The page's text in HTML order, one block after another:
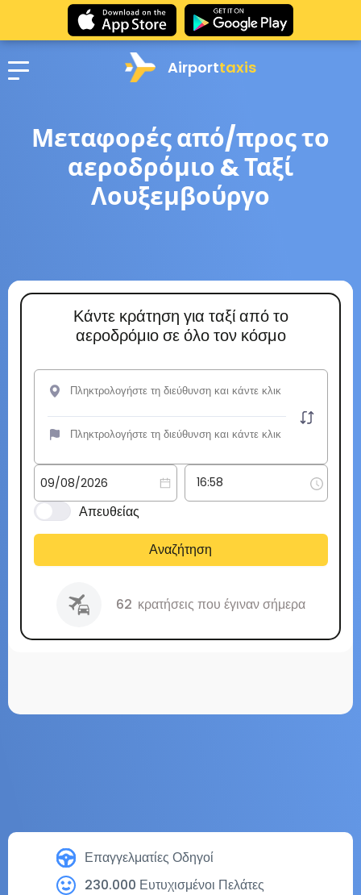
Airporttaxis
Μεταφορές από/προς το
αεροδρόμιο & Ταξί
Λουξεμβούργο
Επαγγελματίες Οδηγοί
230.000 Ευτυχισμένοι Πελάτες
Κάντε κράτηση για ταξί από το
αεροδρόμιο σε όλο τον κόσμο
Απευθείας
Αναζήτηση
62 κρατήσεις που έγιναν σήμερα